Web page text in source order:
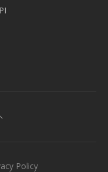
Policy